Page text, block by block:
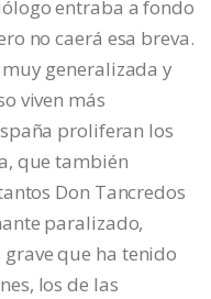
entraba a fondo
no caerá esa breva.
generalizada y
viven más
proliferan los
que también
Don Tancredos
paralizado,
que ha tenido
los de las